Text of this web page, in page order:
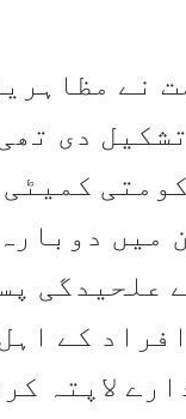
نے
دی
میں
میں 2006ء
کے
لاپتہ